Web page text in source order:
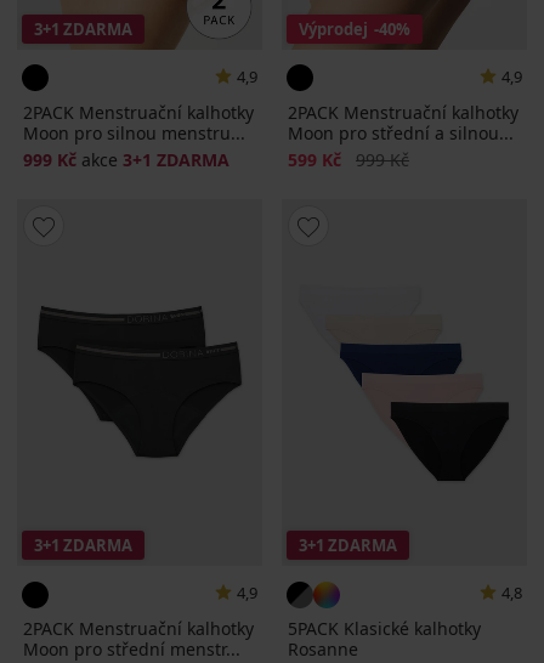
3+1 ZDARMA
4,9
2PACK Menstruační kalhotky
Moon pro silnou menstru...
999 Kč akce 3+1 ZDARMA
Výprodej -40%
4,9
2PACK Menstruační kalhotky
Moon pro střední a silnou...
Sleva
599 Kč Původní cena
999 Kč
3+1 ZDARMA
4,9
2PACK Menstruační kalhotky
Moon pro střední menstr...
3+1 ZDARMA
4,8
5PACK Klasické kalhotky
Rosanne